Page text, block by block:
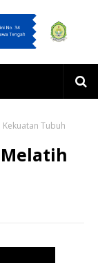
Tubuh